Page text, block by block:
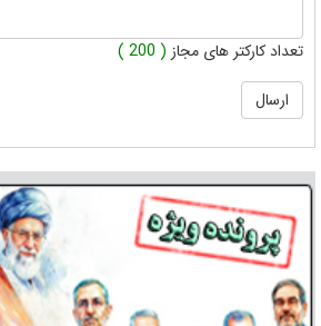
تعداد کارکتر های مجاز ( 200 )